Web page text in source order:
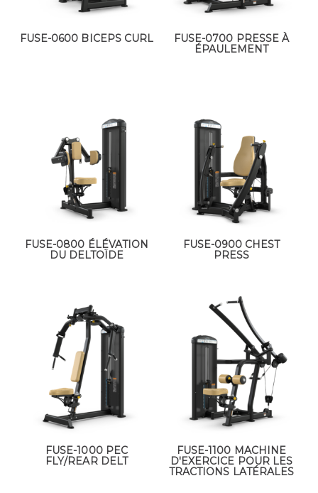
FUSE-0600 BICEPS CURL
FUSE-0700 PRESSE À
ÉPAULEMENT
FUSE-0800 ÉLÉVATION
DU DELTOÏDE
FUSE-0900 CHEST
PRESS
FUSE-1000 PEC
FLY/REAR DELT
FUSE-1100 MACHINE
D'EXERCICE POUR LES
TRACTIONS LATÉRALES